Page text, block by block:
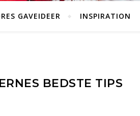
GAVEIDEER INSPIRATION
BEDSTE TIPS